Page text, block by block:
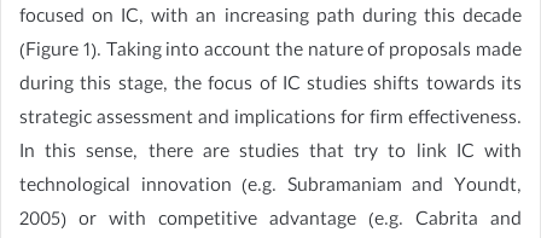
focused on IC, with an increasing path during this decade
(Figure 1). Taking into account the nature of proposals made
during this stage, the focus of IC studies shifts towards its
strategic assessment and implications for firm effectiveness.
In this sense, there are studies that try to link IC with
technological innovation (e.g. Subramaniam and Youndt,
2005) or with competitive advantage (e.g. Cabrita and